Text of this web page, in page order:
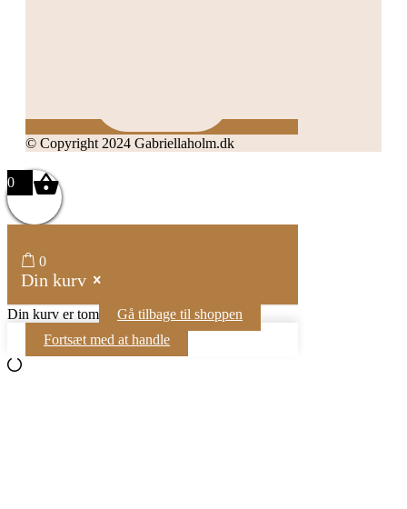
© Copyright 2024 Gabriellaholm.dk
0
0
Din kurv
Din kurv er tom
Gå tilbage til shoppen
Fortsæt med at handle